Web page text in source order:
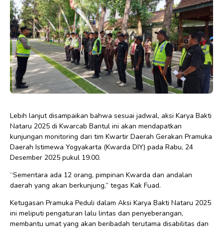
Lebih lanjut disampaikan bahwa sesuai jadwal, aksi Karya Bakti
Nataru 2025 di Kwarcab Bantul ini akan mendapatkan
kunjungan monitoring dari tim Kwartir Daerah Gerakan Pramuka
Daerah Istimewa Yogyakarta (Kwarda DIY) pada Rabu, 24
Desember 2025 pukul 19.00.
“Sementara ada 12 orang, pimpinan Kwarda dan andalan
daerah yang akan berkunjung,” tegas Kak Fuad.
Ketugasan Pramuka Peduli dalam Aksi Karya Bakti Nataru 2025
ini meliputi pengaturan lalu lintas dan penyeberangan,
membantu umat yang akan beribadah terutama disabilitas dan